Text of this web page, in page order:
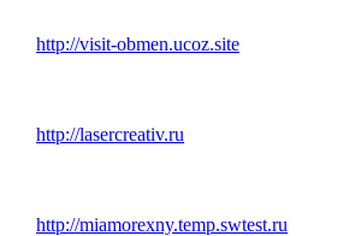
http://visit-obmen.ucoz.site
http://lasercreativ.ru
http://miamorexny.temp.swtest.ru